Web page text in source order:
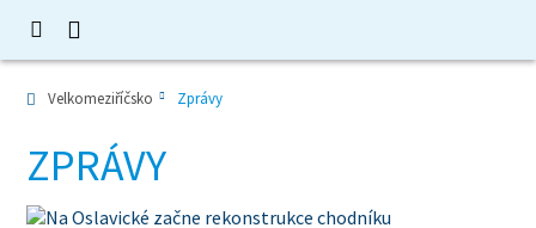
Velkomeziříčsko Zprávy
ZPRÁVY